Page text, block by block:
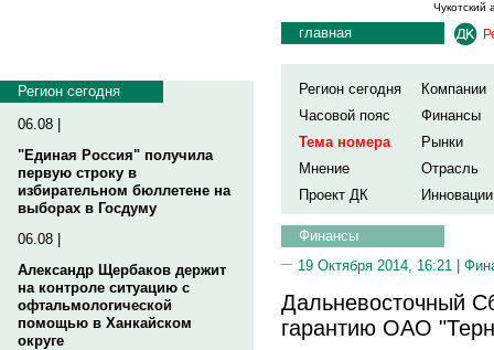
Чукотский
Регион сегодня
06.08 |
"Единая Россия" получила
первую строку в
избирательном бюллетене на
выборах в Госдуму
06.08 |
Александр Щербаков держит
на контроле ситуацию с
офтальмологической
помощью в Ханкайском
округе
главная
Регион сегодня
Компании
Часовой пояс
Финансы
Тема номера
Рынки
Мнение
Отрасль
Проект ДК
Инновации
Финансы
19 Октября 2014, 16:21 |
Дальневосточный
гарантию ОАО